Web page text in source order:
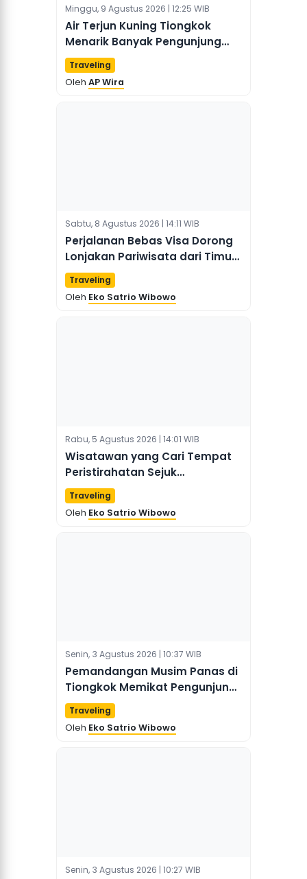
Minggu, 9 Agustus 2026 | 12:25 WIB
Air Terjun Kuning Tiongkok
Menarik Banyak Pengunjung
Liburan Musim Panas
Traveling
Oleh AP Wira
Sabtu, 8 Agustus 2026 | 14:11 WIB
Perjalanan Bebas Visa Dorong
Lonjakan Pariwisata dari Timur
Jauh Rusia ke Tiongkok
Traveling
Oleh Eko Satrio Wibowo
Rabu, 5 Agustus 2026 | 14:01 WIB
Wisatawan yang Cari Tempat
Peristirahatan Sejuk
Tingkatkan Pengeluaran
Perjalanan Musim Panas di
Tiongkok
Traveling
Oleh Eko Satrio Wibowo
Senin, 3 Agustus 2026 | 10:37 WIB
Pemandangan Musim Panas di
Tiongkok Memikat Pengunjung
dengan Air Terjun, Padang
Rumput, dan Lembah
Pegunungan
Traveling
Oleh Eko Satrio Wibowo
Senin, 3 Agustus 2026 | 10:27 WIB